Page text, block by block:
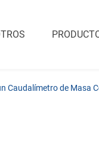
Caudalímetro de Masa